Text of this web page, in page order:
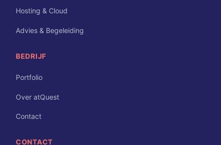
Hosting & Cloud
Advies & Begeleiding
BEDRIJF
Portfolio
Over atQuest
Contact
CONTACT